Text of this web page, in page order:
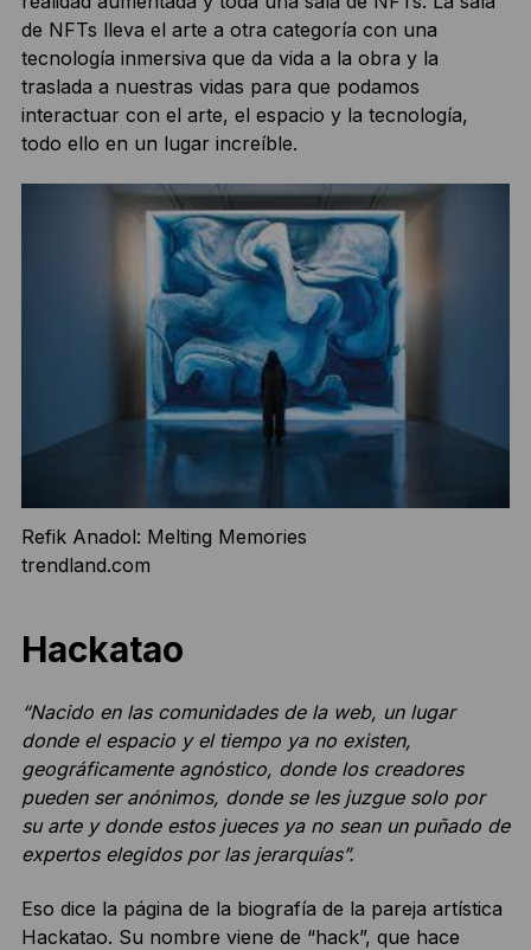
de NFTs lleva el arte a otra categoría con una
tecnología inmersiva que da vida a la obra y la
traslada a nuestras vidas para que podamos
interactuar con el arte, el espacio y la tecnología,
todo ello en un lugar increíble.
Refik Anadol: Melting Memories
trendland.com
Hackatao
“Nacido en las comunidades de la web, un lugar
donde el espacio y el tiempo ya no existen,
geográficamente agnóstico, donde los creadores
pueden ser anónimos, donde se les juzgue solo por
su arte y donde estos jueces ya no sean un puñado de
expertos elegidos por las jerarquías”.
Eso dice la página de la biografía de la pareja artística
Hackatao. Su nombre viene de “hack”, que hace